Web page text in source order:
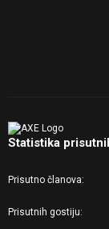
Statistika
Prisutno članova
Prisutnih gostiju